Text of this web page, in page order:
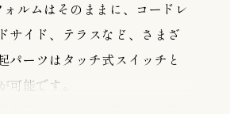
ルムはそのままに、コードレ
サイド、テラスなど、さまざ
パーツはタッチ式スイッチと
能です。